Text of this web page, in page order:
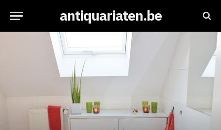
antiquariaten.be